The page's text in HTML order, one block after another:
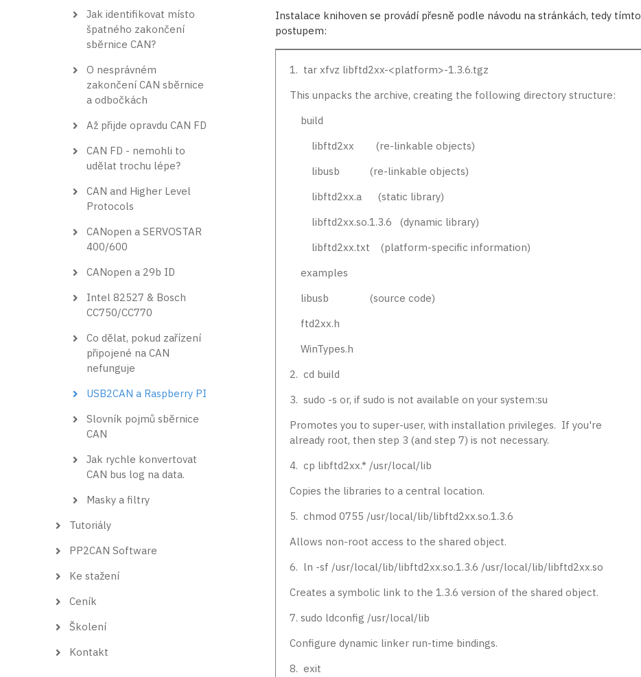
Instalace knihoven se provádí přesně podle návodu na stránkách, tedy tímto
postupem:
1. tar xfvz libftd2xx-<platform>-1.3.6.tgz
This unpacks the archive, creating the following directory structure:
build
libftd2xx (re-linkable objects)
libusb (re-linkable objects)
libftd2xx.a (static library)
libftd2xx.so.1.3.6 (dynamic library)
libftd2xx.txt (platform-specific information)
examples
libusb (source code)
ftd2xx.h
WinTypes.h
2. cd build
3. sudo -s or, if sudo is not available on your system:su
Promotes you to super-user, with installation privileges. If you're
already root, then step 3 (and step 7) is not necessary.
4. cp libftd2xx.* /usr/local/lib
Copies the libraries to a central location.
5. chmod 0755 /usr/local/lib/libftd2xx.so.1.3.6
Allows non-root access to the shared object.
6. ln -sf /usr/local/lib/libftd2xx.so.1.3.6 /usr/local/lib/libftd2xx.so
Creates a symbolic link to the 1.3.6 version of the shared object.
7. sudo ldconfig /usr/local/lib
Configure dynamic linker run-time bindings.
8. exit
Jak identifikovat místo
špatného zakončení
sběrnice CAN?
O nesprávném
zakončení CAN sběrnice
a odbočkách
Až přijde opravdu CAN FD
CAN FD - nemohli to
udělat trochu lépe?
CAN and Higher Level
Protocols
CANopen a SERVOSTAR
400/600
CANopen a 29b ID
Intel 82527 & Bosch
CC750/CC770
Co dělat, pokud zařízení
připojené na CAN
nefunguje
USB2CAN a Raspberry PI
Slovník pojmů sběrnice
CAN
Jak rychle konvertovat
CAN bus log na data.
Masky a filtry
Tutoriály
PP2CAN Software
Ke stažení
Ceník
Školení
Kontakt